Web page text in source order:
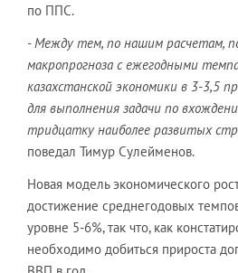
по ППС.
- Между тем, по нашим расчетам,
макропрогноза с ежегодными
казахстанской экономики в 3-3,5
для выполнения задачи по
тридцатку наиболее развитых
поведал Тимур Сулейменов.
Новая модель экономического
достижение среднегодовых
уровне 5-6%, так что, как
необходимо добиться прироста